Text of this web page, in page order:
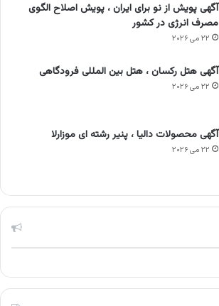
آگهی پویش از نو برای ایران ، پویش اصلاح الگوی
مصرف انرژی در کشور
۲۲ می ۲۰۲۶
آگهی هتل رکسان ، هتل بین المللی فرودگاهی
۲۲ می ۲۰۲۶
آگهی محصولات دالیا ، پنیر رشته ای موزارلا
۲۲ می ۲۰۲۶